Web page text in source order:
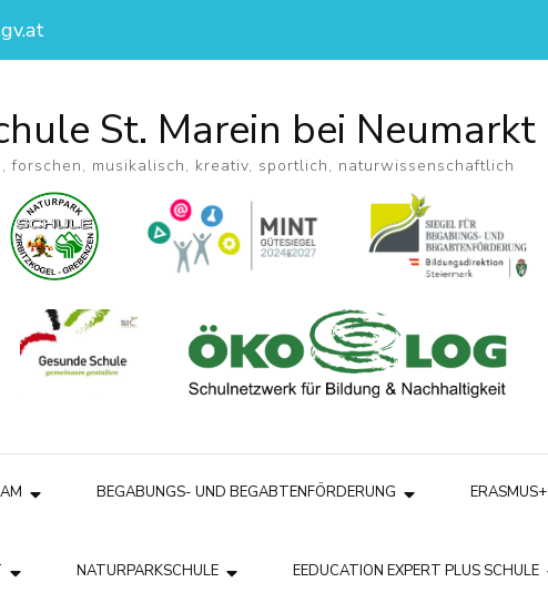
St. Marein bei Neumarkt
forschen, musikalisch, kreativ, sportlich, naturwissenschaftlich
BEGABUNGS- UND BEGABTENFÖRDERUNG ERASMUS+
NATURPARKSCHULE EEDUCATION EXPERT PLUS SCHULE